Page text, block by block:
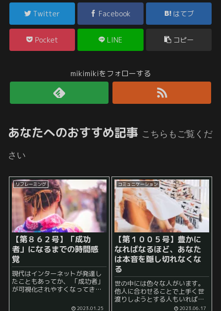
Twitter Facebook はてブ
Pocket LINE コピー
mikimikiをフォローする
あなたへのおすすめ記事 こちらもご覧くだ
さい
リフレーミング
【第８６２号】「成功
者」になるまでの時間感
覚
現代はインターネットが発達し
たこともあってか、 「成功者」
が可視化されやすくなってきて
2023.01.25
コミュニケーション
【第１００５号】豊かに
なればなるほど、あなた
は本音を隠し切れなくな
る
世の中には色々な人がいます。
他人に合わせることで上手く世
渡りしようとする人もいれば、
逆に自分自身に正直に自由に生
2023.06.17